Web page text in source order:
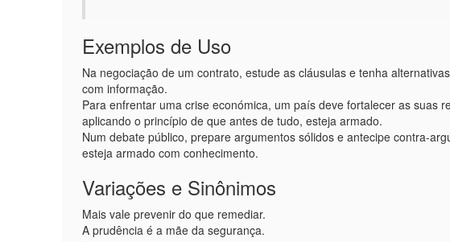
Exemplos de Uso
Na negociação de um contrato, estude as cláusulas e tenha
com informação.
Para enfrentar uma crise económica, um país deve fortalecer as suas
aplicando o princípio de que antes de tudo, esteja armado.
Num debate público, prepare argumentos sólidos e antecipe contra-
esteja armado com conhecimento.
Variações e Sinônimos
Mais vale prevenir do que remediar.
A prudência é a mãe da segurança.